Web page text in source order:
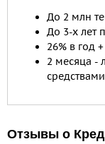
До 2 млн
До 3-х лет
26% в год
2 месяца -
Отзывы о